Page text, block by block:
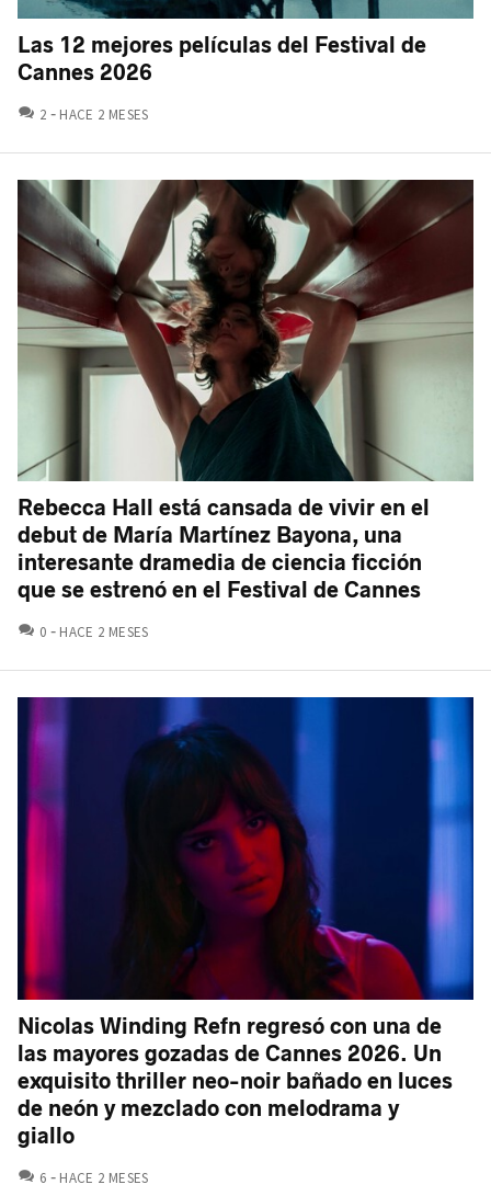
Las 12 mejores películas del Festival de
Cannes 2026
2 COMENTARIOS
HACE 2 MESES
Rebecca Hall está cansada de vivir en el
debut de María Martínez Bayona, una
interesante dramedia de ciencia ficción
que se estrenó en el Festival de Cannes
0 COMENTARIOS
HACE 2 MESES
Nicolas Winding Refn regresó con una de
las mayores gozadas de Cannes 2026. Un
exquisito thriller neo-noir bañado en luces
de neón y mezclado con melodrama y
giallo
6 COMENTARIOS
HACE 2 MESES